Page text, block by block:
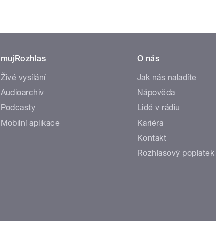
mujRozhlas
Živé vysílání
Audioarchiv
Podcasty
Mobilní aplikace
O nás
Jak nás naladíte
Nápověda
Lidé v rádiu
Kariéra
Kontakt
Rozhlasový poplatek